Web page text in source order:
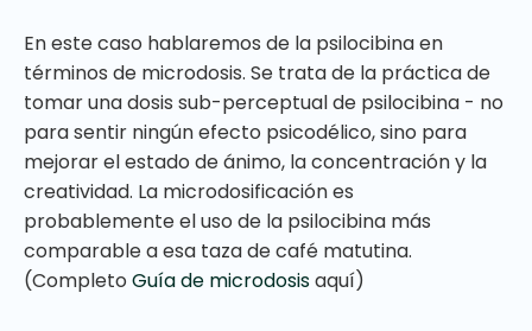
En este caso hablaremos de la psilocibina en
términos de microdosis. Se trata de la práctica de
tomar una dosis sub-perceptual de psilocibina - no
para sentir ningún efecto psicodélico, sino para
mejorar el estado de ánimo, la concentración y la
creatividad. La microdosificación es
probablemente el uso de la psilocibina más
comparable a esa taza de café matutina.
(Completo Guía de microdosisaquí)